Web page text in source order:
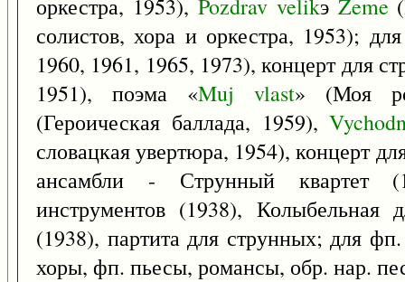
оркестра, 1953), Pozdrav velikэ Zeme
солистов, хора и оркестра, 1953);
1960, 1961, 1965, 1973), концерт для
1951), поэма «Muj vlast» (Моя
(Героическая баллада, 1959),
словацкая увертюра, 1954), концерт
ансамбли - Струнный квартет
инструментов (1938),
(1938), партита для струнных; для
хоры, фп. пьесы, романсы, обр. нар.